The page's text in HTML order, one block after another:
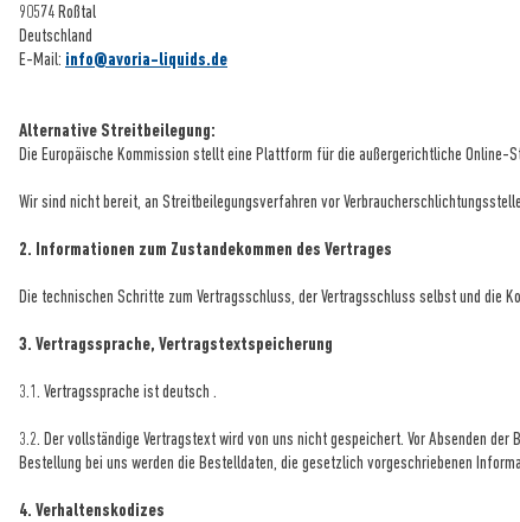
90574 Roßtal
Deutschland
E-Mail: info@avoria-liquids.de
Alternative Streitbeilegung:
Die Europäische Kommission stellt eine Plattform für die außergerichtliche
Wir sind nicht bereit, an Streitbeilegungsverfahren vor
2. Informationen zum Zustandekommen des Vertrages
Die technischen Schritte zum Vertragsschluss, der Vertragsschluss selbst und die
3. Vertragssprache, Vertragstextspeicherung
3.1. Vertragssprache ist deutsch .
3.2. Der vollständige Vertragstext wird von uns nicht gespeichert. Vor Absenden der
Bestellung bei uns werden die Bestelldaten, die gesetzlich vorgeschriebenen
4. Verhaltenskodizes